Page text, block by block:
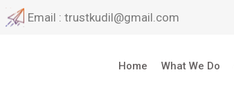
Email : trustkudil@gmail.com
Home What We Do